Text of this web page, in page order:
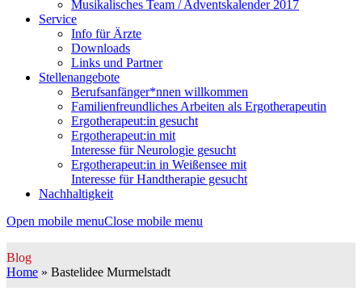
Musikalisches Team / Adventskalender 2017
Service
Info für Ärzte
Downloads
Links und Partner
Stellenangebote
Berufsanfänger*nnen willkommen
Familienfreundliches Arbeiten als Ergotherapeutin
Ergotherapeut:in gesucht
Ergotherapeut:in mit
Interesse für Neurologie gesucht
Ergotherapeut:in in Weißensee mit
Interesse für Handtherapie gesucht
Nachhaltigkeit
Open mobile menuClose mobile menu
Blog
Home » Bastelidee Murmelstadt